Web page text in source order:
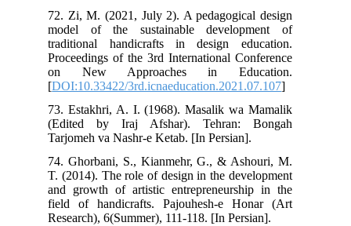
72. Zi, M. (2021, July 2). A pedagogical design
model of the sustainable development of
traditional handicrafts in design education.
Proceedings of the 3rd International Conference
on New Approaches in Education.
[DOI:10.33422/3rd.icnaeducation.2021.07.107
73. Estakhri, A. I. (1968). Masalik wa Mamalik
(Edited by Iraj Afshar). Tehran: Bongah
Tarjomeh va Nashr-e Ketab. [In Persian].
74. Ghorbani, S., Kianmehr, G., & Ashouri, M.
T. (2014). The role of design in the development
and growth of artistic entrepreneurship in the
field of handicrafts. Pajouhesh-e Honar (Art
Research), 6(Summer), 111-118. [In Persian].